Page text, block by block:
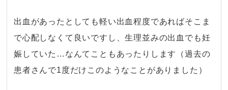
出血があったとしても軽い出血程度であればそこま
で心配しなくて良いですし、生理並みの出血でも妊
娠していた…なんてこともあったりします（過去の
患者さんで1度だけこのようなことがありました）